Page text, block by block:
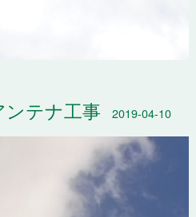
テナ工事 2019-04-10